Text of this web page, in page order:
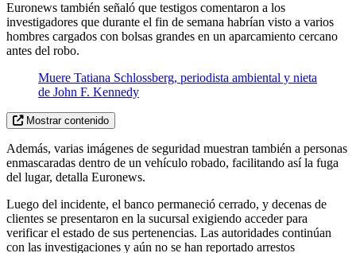
Euronews también señaló que testigos comentaron a los
investigadores que durante el fin de semana habrían visto a varios
hombres cargados con bolsas grandes en un aparcamiento cercano
antes del robo.
Muere Tatiana Schlossberg, periodista ambiental y nieta
de John F. Kennedy
Mostrar contenido
Además, varias imágenes de seguridad muestran también a personas
enmascaradas dentro de un vehículo robado, facilitando así la fuga
del lugar, detalla Euronews.
Luego del incidente, el banco permaneció cerrado, y decenas de
clientes se presentaron en la sucursal exigiendo acceder para
verificar el estado de sus pertenencias. Las autoridades continúan
con las investigaciones y aún no se han reportado arrestos